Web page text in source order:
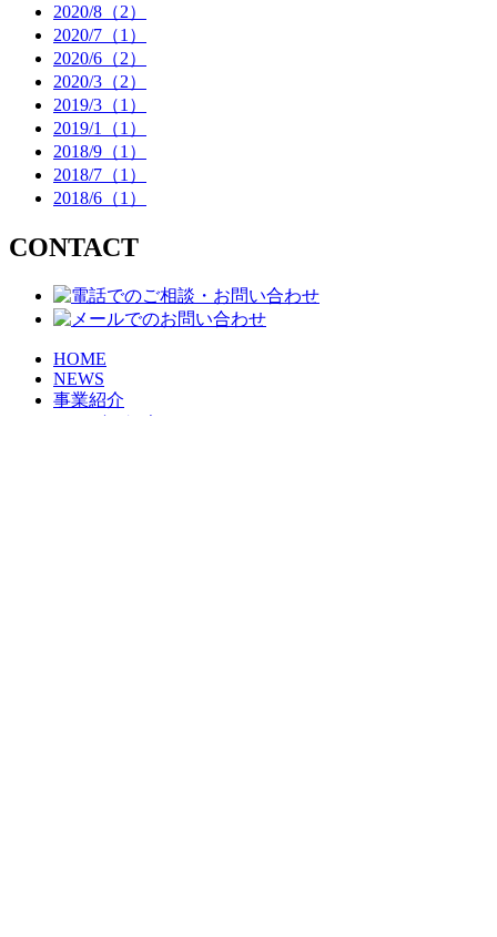
2020/8（2）
2020/7（1）
2020/6（2）
2020/3（2）
2019/3（1）
2019/1（1）
2018/9（1）
2018/7（1）
2018/6（1）
CONTACT
HOME
NEWS
事業紹介